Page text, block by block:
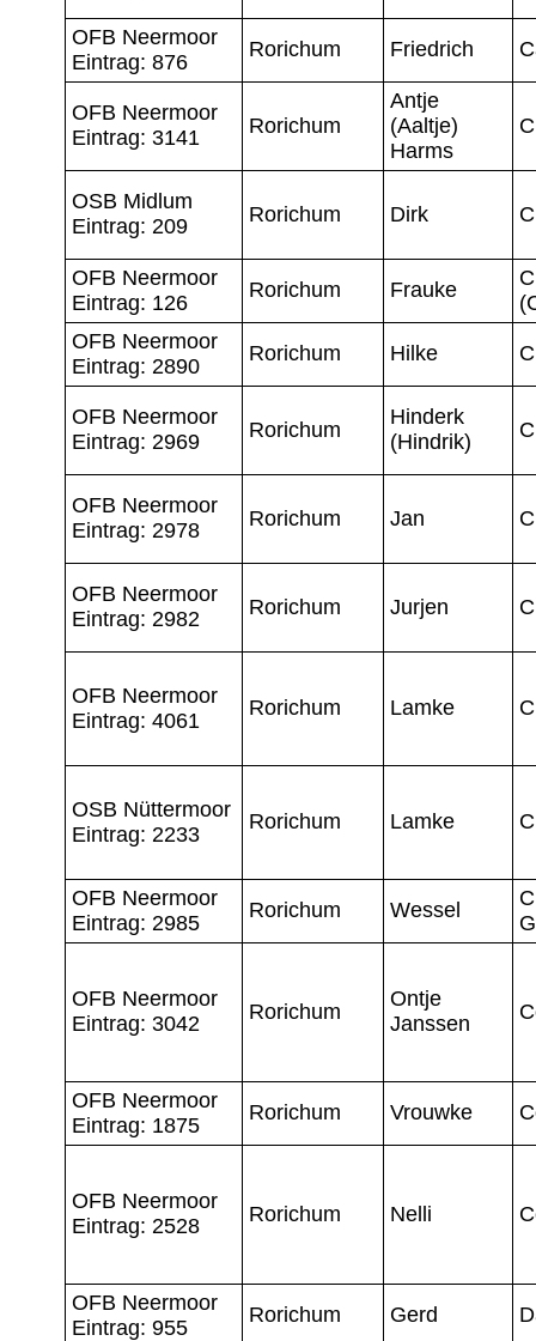
OFB Neermoor
Eintrag: 876
Rorichum Friedrich
OFB Neermoor
Eintrag: 3141
Rorichum
Antje
(Aaltje)
Harms
OSB Midlum
Eintrag: 209
Rorichum Dirk
OFB Neermoor
Eintrag: 126
Rorichum Frauke
OFB Neermoor
Eintrag: 2890
Rorichum Hilke
OFB Neermoor
Eintrag: 2969
Rorichum
Hinderk
(Hindrik)
OFB Neermoor
Eintrag: 2978
Rorichum Jan
OFB Neermoor
Eintrag: 2982
Rorichum Jurjen
OFB Neermoor
Eintrag: 4061
Rorichum Lamke
OSB Nüttermoor
Eintrag: 2233
Rorichum Lamke
OFB Neermoor
Eintrag: 2985
Rorichum Wessel
OFB Neermoor
Eintrag: 3042
Rorichum
Ontje
Janssen
OFB Neermoor
Eintrag: 1875
Rorichum Vrouwke
OFB Neermoor
Eintrag: 2528
Rorichum Nelli
OFB Neermoor
Eintrag: 955
Rorichum Gerd